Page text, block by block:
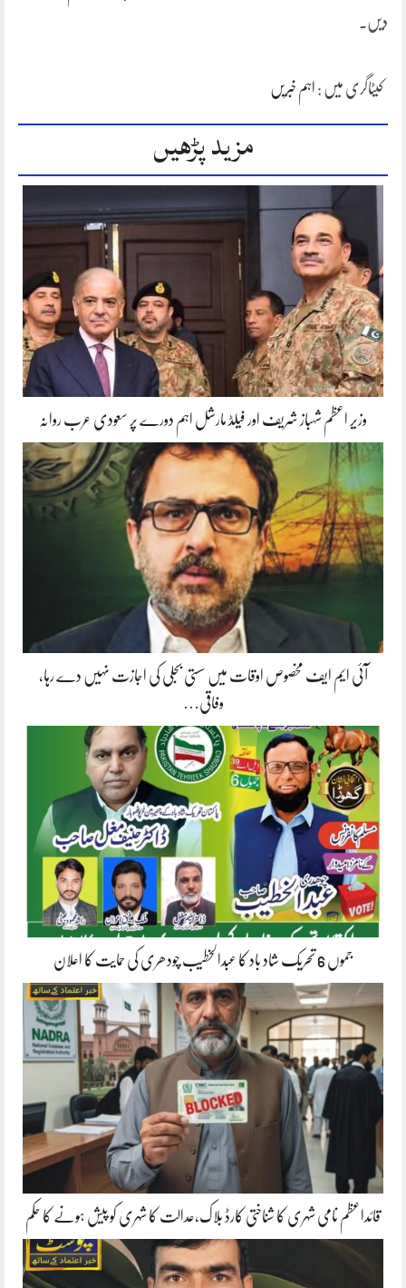
دیں۔
کیٹاگری میں : اہم خبریں
مزید پڑھیں
وزیر اعظم شہباز شریف اور فیلڈ مارشل اہم دورے پر سعودی عرب روانہ
آئی ایم ایف مخصوص اوقات میں سستی بجلی کی اجازت نہیں دے رہا،
وفاقی…
جموں 6 تحریک شاد باد کا عبدالخطیب چودھری کی حمایت کا اعلان
قائداعظم نامی شہری کا شناختی کارڈ بلاک،عدالت کا شہری کو پیش ہونے کا حکم